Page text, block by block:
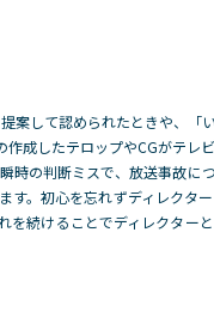
して認められたときや、「
成したテロップやCGがテレ
の判断ミスで、放送事故に
。初心を忘れずディレクタ
続けることでディレクター